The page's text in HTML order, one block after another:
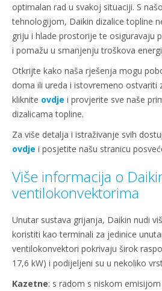
optimalan rad u svakoj situaciji. S
tehnologijom, Daikin dizalice topline
griju i hlade prostorije te osiguravaju
i pomažu u smanjenju troškova
Otkrijte kako naša rješenja mogu
doma ili ureda i istovremeno ostvariti
kliknite ovdje i provjerite sve naše
dizalicama topline.
Za više detalja i istraživanje svih
ovdje i posjetite našu stranicu
Više informacija o
ventilokonvektorima
Unutar sustava grijanja, Daikin nudi
koristiti kao terminali za jedinice
ventilokonvektori pokrivaju širok
17,6 kW) i podijeljeni su u nekoliko
Kazetne: s radom s niskom emisijom